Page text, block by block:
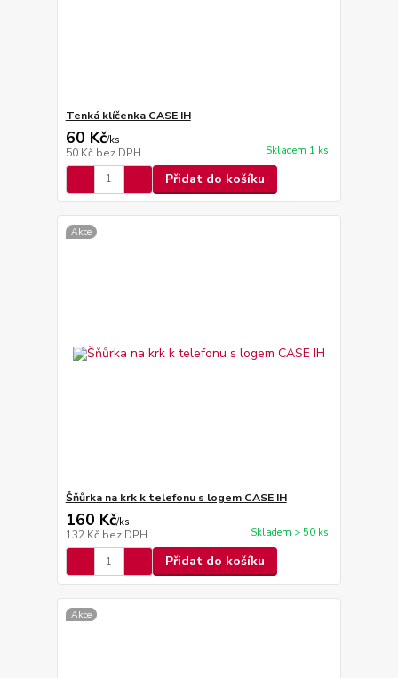
Tenká klíčenka CASE IH
60 Kč/ks
50 Kč bez DPH Skladem 1 ks
Přidat do košíku
Akce
Šňůrka na krk k telefonu s logem CASE IH
160 Kč/ks
132 Kč bez DPH Skladem > 50 ks
Přidat do košíku
Akce